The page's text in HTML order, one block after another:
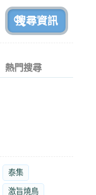
熱門搜尋
泰集
激旨燒鳥